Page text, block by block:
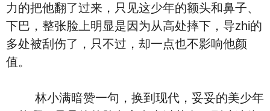
力的把他翻了过来，只见这少年的额头和鼻子、
下巴，整张脸上明显是因为从高处摔下，导zhi的
多处被刮伤了，只不过，却一点也不影响他颜
值。
林小满暗赞一句，换到现代，妥妥的美少年